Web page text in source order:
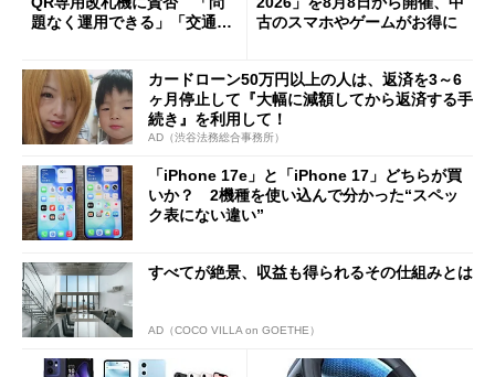
題なく運用できる」「交通系I
古のスマホやゲームがお得に
カードローン50万円以上の人は、返済を3～6
ヶ月停止して『大幅に減額してから返済する手
続き』を利用して！
AD（渋谷法務総合事務所）
「iPhone 17e」と「iPhone 17」どちらが買
いか？ 2機種を使い込んで分かった“スペッ
ク表にない違い”
すべてが絶景、収益も得られるその仕組みとは
AD（COCO VILLA on GOETHE）